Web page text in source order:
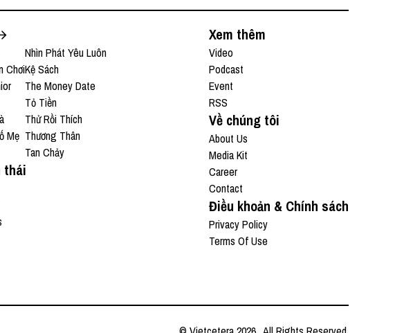
Chơi
Mẹ
Nhìn Phát Yêu Luôn
Kệ Sách
The Money Date
Tỏ Tiền
Thử Rồi Thích
Thương Thân
Tan Chảy
thái
Xem thêm
Video
Podcast
Event
RSS
Về chúng tôi
About Us
Media Kit
Career
Contact
Điều khoản & Chính sách
Privacy Policy
Terms Of Use